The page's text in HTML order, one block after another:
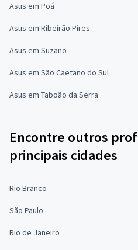
Asus em Poá
Asus em Ribeirão Pires
Asus em Suzano
Asus em São Caetano do Sul
Asus em Taboão da Serra
Encontre outros
principais cidades
Rio Branco
São Paulo
Rio de Janeiro